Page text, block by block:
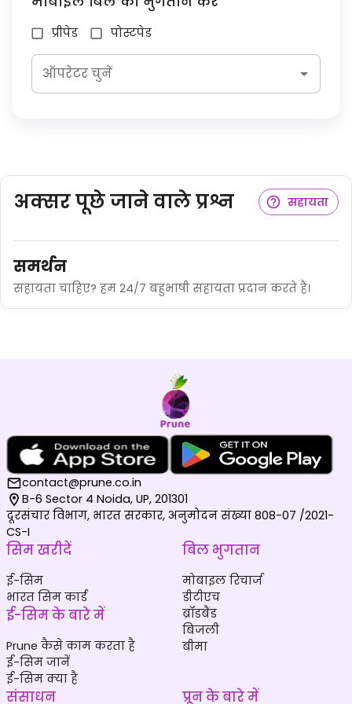
प्रीपेड पोस्टपेड
ऑपरेटर चुनें
अक्सर पूछे जाने वाले प्रश्न सहायता
समर्थन
सहायता चाहिए? हम 24/7 बहुभाषी सहायता प्रदान करते हैं।
contact@prune.co.in
B-6 Sector 4 Noida, UP, 201301
दूरसंचार विभाग, भारत सरकार, अनुमोदन संख्या 808-07 /2021-
CS-I
सिम खरीदें
ई-सिम
भारत सिम कार्ड
ई-सिम के बारे में
Prune कैसे काम करता है
ई-सिम जानें
ई-सिम क्या है
बिल भुगतान
मोबाइल रिचार्ज
डीटीएच
ब्रॉडबैंड
बिजली
बीमा
संसाधन प्रून के बारे में